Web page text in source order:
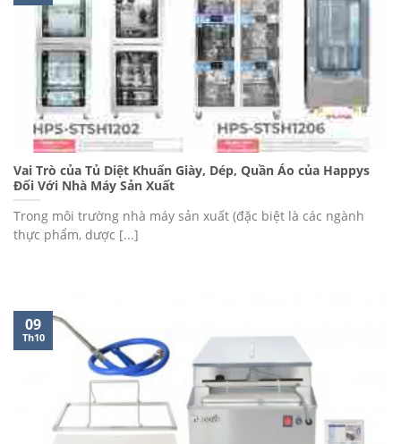
Vai Trò của Tủ Diệt Khuẩn Giày, Dép, Quần Áo của Happys
Đối Với Nhà Máy Sản Xuất
Trong môi trường nhà máy sản xuất (đặc biệt là các ngành
thực phẩm, dược [...]
09
Th10